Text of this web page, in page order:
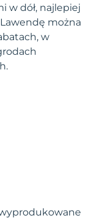
w dół, najlepiej
można
w